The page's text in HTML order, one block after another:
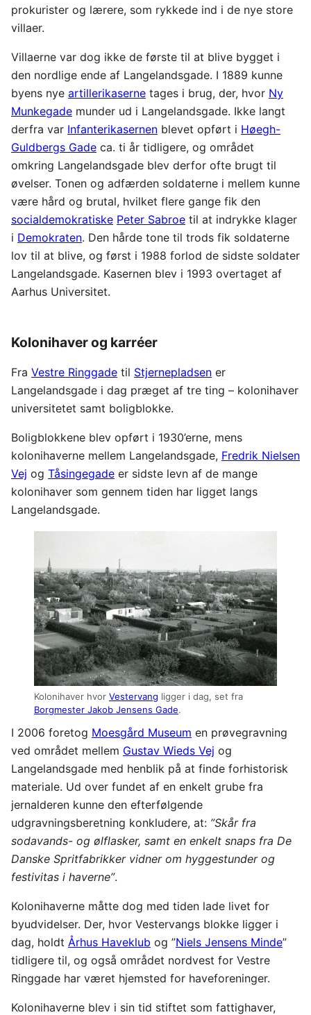
prokurister og lærere, som rykkede ind i de nye store
villaer.
Villaerne var dog ikke de første til at blive bygget i
den nordlige ende af Langelandsgade. I 1889 kunne
byens nye artillerikaserne tages i brug, der, hvor Ny
Munkegade munder ud i Langelandsgade. Ikke langt
derfra var Infanterikasernen blevet opført i Høegh-
Guldbergs Gade ca. ti år tidligere, og området
omkring Langelandsgade blev derfor ofte brugt til
øvelser. Tonen og adfærden soldaterne i mellem kunne
være hård og brutal, hvilket flere gange fik den
socialdemokratiske Peter Sabroe til at indrykke klager
i Demokraten. Den hårde tone til trods fik soldaterne
lov til at blive, og først i 1988 forlod de sidste soldater
Langelandsgade. Kasernen blev i 1993 overtaget af
Aarhus Universitet.
Kolonihaver og karréer
Fra Vestre Ringgade til Stjernepladsen er
Langelandsgade i dag præget af tre ting – kolonihaver
universitetet samt boligblokke.
Boligblokkene blev opført i 1930’erne, mens
kolonihaverne mellem Langelandsgade, Fredrik Nielsen
Vej og Tåsingegade er sidste levn af de mange
kolonihaver som gennem tiden har ligget langs
Langelandsgade.
Kolonihaver hvor Vestervang ligger i dag, set fra
Borgmester Jakob Jensens Gade.
I 2006 foretog Moesgård Museum en prøvegravning
ved området mellem Gustav Wieds Vej og
Langelandsgade med henblik på at finde forhistorisk
materiale. Ud over fundet af en enkelt grube fra
jernalderen kunne den efterfølgende
udgravningsberetning konkludere, at: ”Skår fra
sodavands- og ølflasker, samt en enkelt snaps fra De
Danske Spritfabrikker vidner om hyggestunder og
festivitas i haverne”.
Kolonihaverne måtte dog med tiden lade livet for
byudvidelser. Der, hvor Vestervangs blokke ligger i
dag, holdt Århus Haveklub og ”Niels Jensens Minde”
tidligere til, og også området nordvest for Vestre
Ringgade har været hjemsted for haveforeninger.
Kolonihaverne blev i sin tid stiftet som fattighaver,